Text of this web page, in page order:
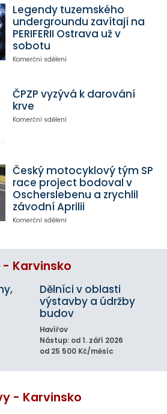
Legendy tuzemského
undergroundu zavítají na
PERIFERII Ostrava už v
sobotu
Komerční sdělení
ČPZP vyzývá k darování
krve
Komerční sdělení
Český motocyklový tým SP
race project bodoval v
Oscherslebenu a zrychlil
závodní Aprilii
Komerční sdělení
Karvinsko
Dělníci v oblasti
výstavby a údržby
budov
Havířov
Nástup: od 1. září 2026
od 25 500 Kč/měsíc
- Karvinsko